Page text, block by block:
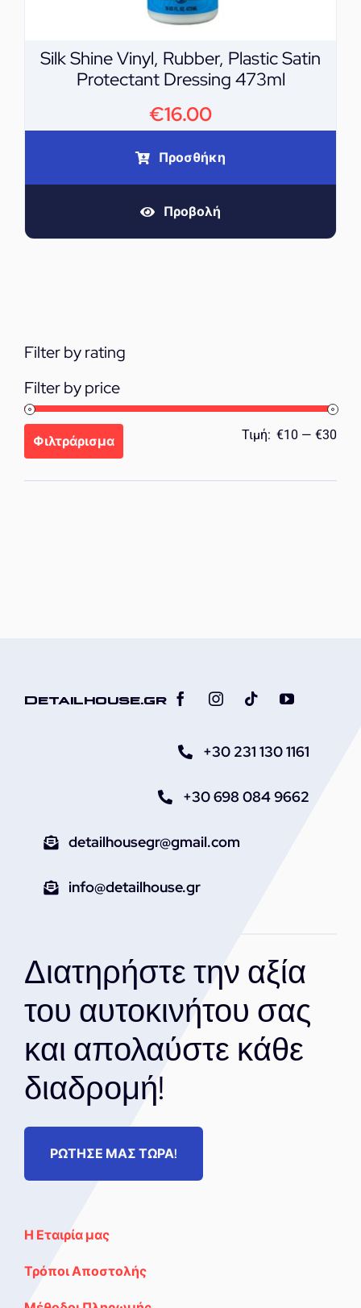
Silk Shine Vinyl, Rubber, Plastic Satin
Protectant Dressing 473ml
€16.00
Προσθήκη
Προβολή
Filter by rating
Filter by price
Φιλτράρισμα Τιμή: €10 — €30
Detailhouse.gr
+30 231 130 1161
+30 698 084 9662
detailhousegr@gmail.com
info@detailhouse.gr
Διατηρήστε την αξία
του αυτοκινήτου σας
και απολαύστε κάθε
διαδρομή!
ΡΩΤΗΣΕ ΜΑΣ ΤΩΡΑ!
Η Εταιρία μας
Τρόποι Αποστολής